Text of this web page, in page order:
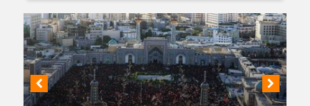
1 ماه قبل
پیکر مطهر رهبر شهید انقلاب در حرم مطهر رضوی آرام گرفت
1 ماه قبل
پس از طواف تهران، قم و عتبات… اینک سلامِ آخر در آستان امام
رئوف